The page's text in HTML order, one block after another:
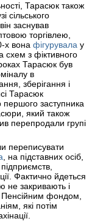
Тарасюк також
сільського
заснував
торгівлею,
х вона фігурувала у
схем з фіктивного
Тарасюк був
в
зберігання і
Тарасюк
першого заступника
який також
перепродали групі
переписувати
, на підставних осіб,
Фактично йдеться
не закривають і
Пенсійним фондом,
які потім